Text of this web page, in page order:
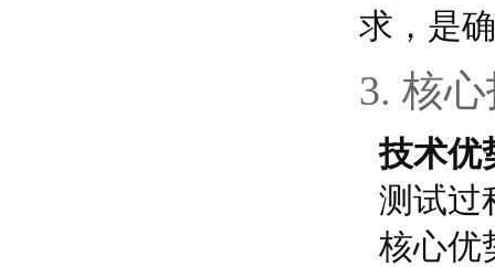
求，是
3. 核
技术优
测试过
核心优